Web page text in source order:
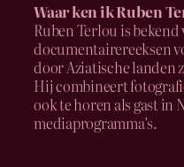
Waar ken ik Ruben
Ruben Terlou is bekend
documentairereeksen
door Aziatische landen
Hij combineert
ook te horen als gast in
mediaprogramma’s.